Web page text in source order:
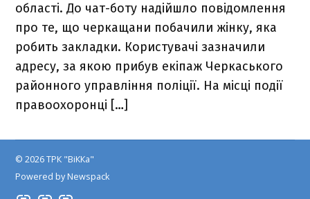
області. До чат-боту надійшло повідомлення
про те, що черкащани побачили жінку, яка
робить закладки. Користувачі зазначили
адресу, за якою прибув екіпаж Черкаського
районного управління поліції. На місці події
правоохоронці […]
© 2026 ТРК "ВіККа"
Powered by Newspack
Insta
YouTube
FB